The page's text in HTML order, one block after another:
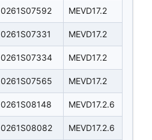
0261S07592 MEVD17.2
0261S07331 MEVD17.2
0261S07334 MEVD17.2
0261S07565 MEVD17.2
0261S08148 MEVD17.2.6
0261S08082 MEVD17.2.6